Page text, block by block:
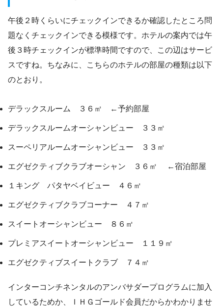
午後２時くらいにチェックインできるか確認したところ問
題なくチェックインできる模様です。ホテルの案内では午
後３時チェックインが標準時間ですので、この辺はサービ
スですね。ちなみに、こちらのホテルの部屋の種類は以下
のとおり。
デラックスルーム ３６㎡ ←予約部屋
デラックスルームオーシャンビュー ３３㎡
スーペリアルームオーシャンビュー ３３㎡
エグゼクティブクラブオーシャン ３６㎡ ←宿泊部屋
１キング パタヤベイビュー ４６㎡
エグゼクティブクラブコーナー ４７㎡
スイートオーシャンビュー ８６㎡
プレミアスイートオーシャンビュー １１９㎡
エグゼクティブスイートクラブ ７４㎡
インターコンチネンタルのアンバサダープログラムに加入
しているためか、ＩＨＧゴールド会員だからかわかりませ